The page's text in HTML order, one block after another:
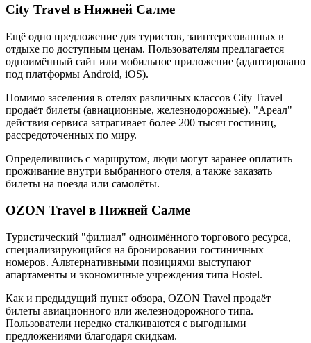
City Travel в Нижней Салме
Ещё одно предложение для туристов, заинтересованных в
отдыхе по доступным ценам. Пользователям предлагается
одноимённый сайт или мобильное приложение (адаптировано
под платформы Android, iOS).
Помимо заселения в отелях различных классов City Travel
продаёт билеты (авиационные, железнодорожные). "Ареал"
действия сервиса затрагивает более 200 тысяч гостиниц,
рассредоточенных по миру.
Определившись с маршрутом, люди могут заранее оплатить
проживание внутри выбранного отеля, а также заказать
билеты на поезда или самолёты.
OZON Travel в Нижней Салме
Туристический "филиал" одноимённого торгового ресурса,
специализирующийся на бронировании гостиничных
номеров. Альтернативными позициями выступают
апартаменты и экономичные учреждения типа Hostel.
Как и предыдущий пункт обзора, OZON Travel продаёт
билеты авиационного или железнодорожного типа.
Пользователи нередко сталкиваются с выгодными
предложениями благодаря скидкам.